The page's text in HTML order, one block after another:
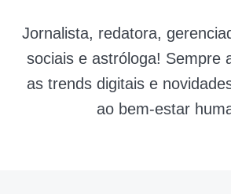
Jornalista, redatora,
sociais e astróloga! Sempre
as trends digitais e
ao bem-estar